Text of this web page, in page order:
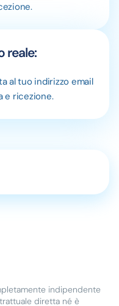
reale:
al tuo indirizzo email
e ricezione.
indipendente
diretta né è